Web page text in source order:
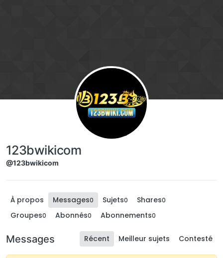
123bwikicom
@123bwikicom
À propos Messages0 Sujets0 Shares0
Groupes0 Abonnés0 Abonnements0
Messages Récent Meilleur sujets Contesté